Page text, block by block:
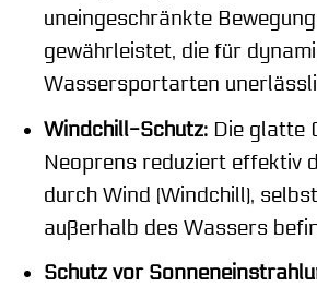
uneingeschränkte
gewährleistet, die für
Wassersportarten
Windchill-Schutz:Die glatte
Neoprens reduziert effektiv
durch Wind (Windchill),
außerhalb des Wassers
Schutz vor